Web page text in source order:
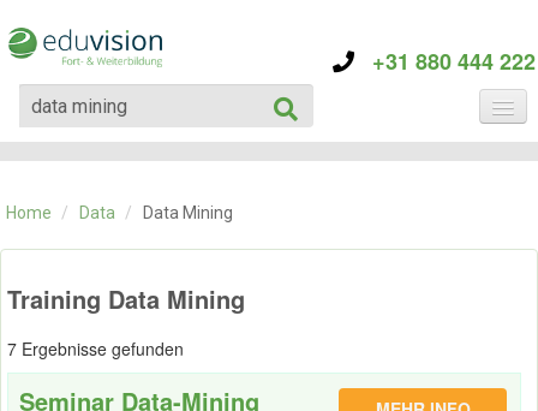
+31 880 444 222
KATEGORIE
KONTAKT
Home / Data / Data Mining
Training Data Mining
7 Ergebnisse gefunden
Seminar Data-Mining